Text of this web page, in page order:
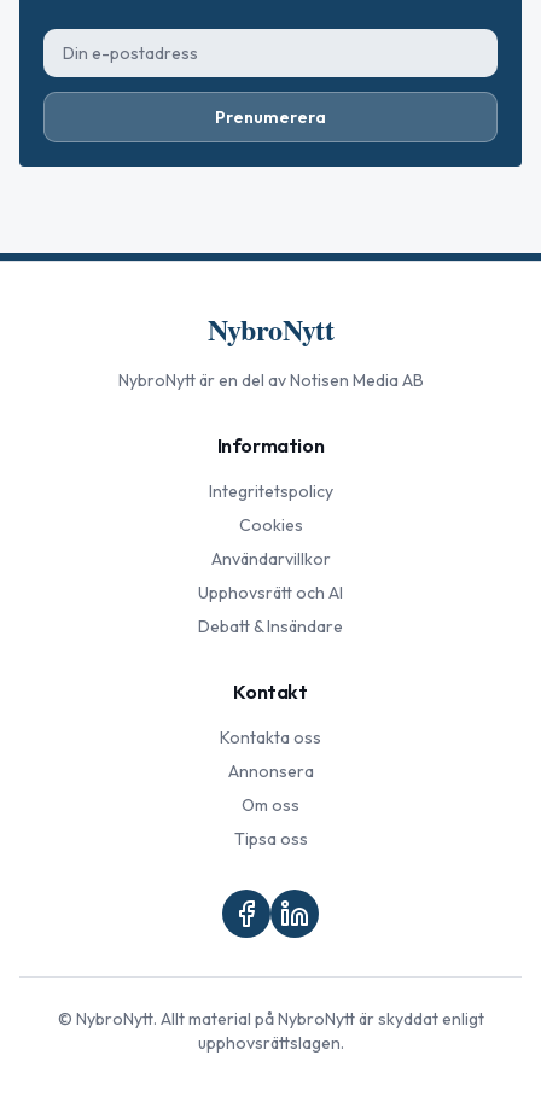
Prenumerera
NybroNytt
NybroNyttär en del av Notisen Media AB
Information
Integritetspolicy
Cookies
Användarvillkor
Upphovsrätt och AI
Debatt & Insändare
Kontakt
Kontakta oss
Annonsera
Om oss
Tipsa oss
© NybroNytt. Allt material påNybroNyttär skyddat enligt
upphovsrättslagen.